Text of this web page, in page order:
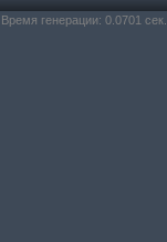
Время генерации: 0.0701